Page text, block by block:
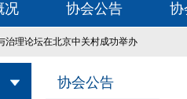
况 协会公告 协
治理论坛在北京中关村成功举办
协会公告